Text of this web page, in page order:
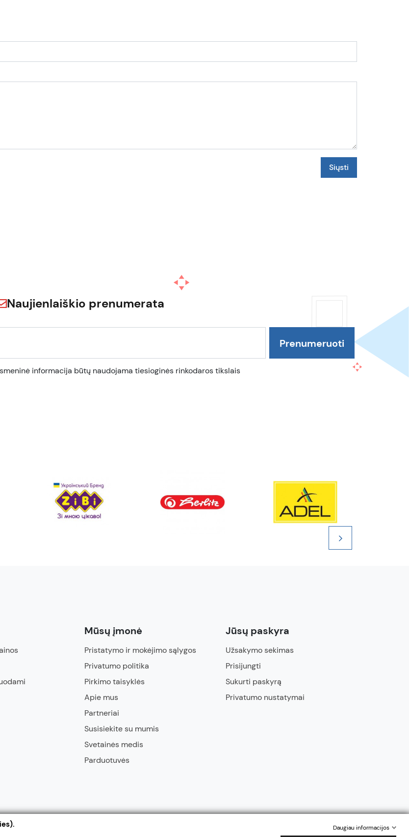
Naujienlaiškio prenumerata
informacija būtų naudojama tiesioginės rinkodaros tikslais
Mūsų įmonė
Pristatymo ir mokėjimo sąlygos
Privatumo politika
Pirkimo taisyklės
Apie mus
Partneriai
Susisiekite su mumis
Svetainės medis
Parduotuvės
Jūsų paskyra
Užsakymo sekimas
Prisijungti
Sukurti paskyrą
Privatumo nustatymai
Daugiau informacijos